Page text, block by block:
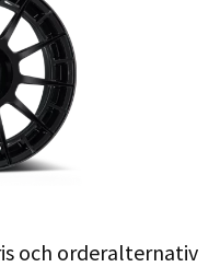
och orderalternativ